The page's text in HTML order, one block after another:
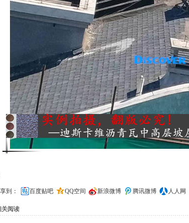
到： 百度贴吧 QQ空间 新浪微博 腾讯微博 人人网
关阅读